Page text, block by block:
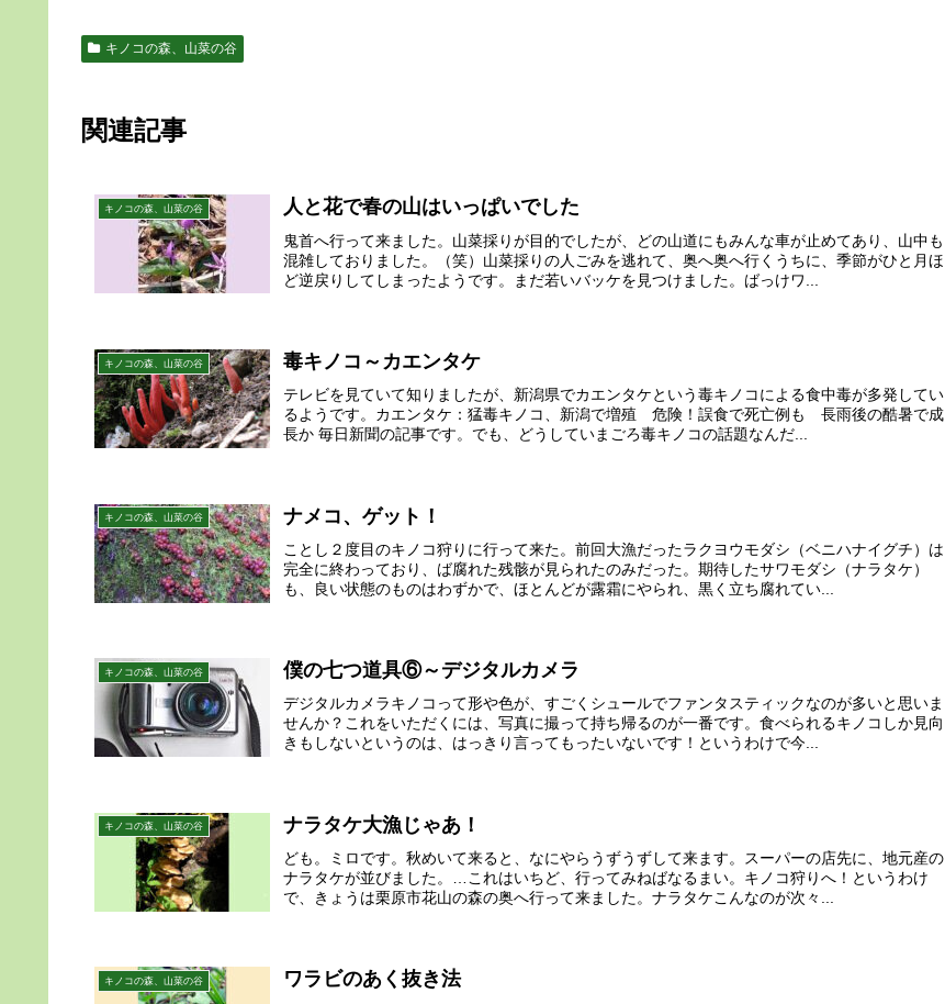
キノコの森、山菜の谷
関連記事
キノコの森、山菜の谷 人と花で春の山はいっぱいでした
鬼首へ行って来ました。山菜採りが目的でしたが、どの山道にもみんな車が止めてあり、山中も
混雑しておりました。（笑）山菜採りの人ごみを逃れて、奥へ奥へ行くうちに、季節がひと月ほ
ど逆戻りしてしまったようです。まだ若いバッケを見つけました。ばっけワ...
キノコの森、山菜の谷 毒キノコ～カエンタケ
テレビを見ていて知りましたが、新潟県でカエンタケという毒キノコによる食中毒が多発してい
るようです。カエンタケ：猛毒キノコ、新潟で増殖 危険！誤食で死亡例も 長雨後の酷暑で成
長か 毎日新聞の記事です。でも、どうしていまごろ毒キノコの話題なんだ...
キノコの森、山菜の谷 ナメコ、ゲット！
ことし２度目のキノコ狩りに行って来た。前回大漁だったラクヨウモダシ（ベニハナイグチ）は
完全に終わっており、ば腐れた残骸が見られたのみだった。期待したサワモダシ（ナラタケ）
も、良い状態のものはわずかで、ほとんどが露霜にやられ、黒く立ち腐れてい...
キノコの森、山菜の谷 僕の七つ道具⑥～デジタルカメラ
デジタルカメラキノコって形や色が、すごくシュールでファンタスティックなのが多いと思いま
せんか？これをいただくには、写真に撮って持ち帰るのが一番です。食べられるキノコしか見向
きもしないというのは、はっきり言ってもったいないです！というわけで今...
キノコの森、山菜の谷 ナラタケ大漁じゃあ！
ども。ミロです。秋めいて来ると、なにやらうずうずして来ます。スーパーの店先に、地元産の
ナラタケが並びました。…これはいちど、行ってみねばなるまい。キノコ狩りへ！というわけ
で、きょうは栗原市花山の森の奥へ行って来ました。ナラタケこんなのが次々...
キノコの森、山菜の谷 ワラビのあく抜き法